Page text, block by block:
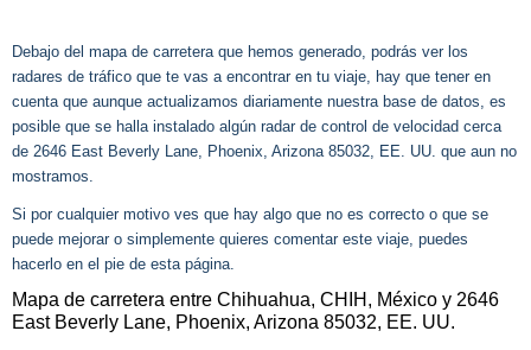
Debajo del mapa de carretera que hemos generado, podrás ver los
radares de tráfico que te vas a encontrar en tu viaje, hay que tener en
cuenta que aunque actualizamos diariamente nuestra base de datos, es
posible que se halla instalado algún radar de control de velocidad cerca
de 2646 East Beverly Lane, Phoenix, Arizona 85032, EE. UU. que aun no
mostramos.
Si por cualquier motivo ves que hay algo que no es correcto o que se
puede mejorar o simplemente quieres comentar este viaje, puedes
hacerlo en el pie de esta página.
Mapa de carretera entre Chihuahua, CHIH, México y 2646
East Beverly Lane, Phoenix, Arizona 85032, EE. UU.